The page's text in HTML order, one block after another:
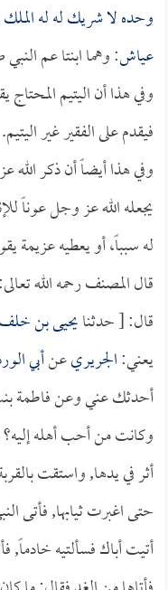
وحده لا شريك له له
عياش: وهما ابنتا عم
وفي هذا أن اليتيم المحتاج
فيقدم على الفقير غير اليتيم.
وفي هذا أيضاً أن ذكر الله
يجعله الله عز وجل عوناً
له سبباً، أو يعطيه عزيمة
قال المصنف رحمه الله
قال: [ حدثنايحيى بن خلف
يعني:الجريريعنأبي
أحدثك عني وعن فاطمة
وكانت من أحب أهله
أثر في يدها, واستقت
حتى اغبرت ثيابها, فأتى
أتيت أباك فسألتيه